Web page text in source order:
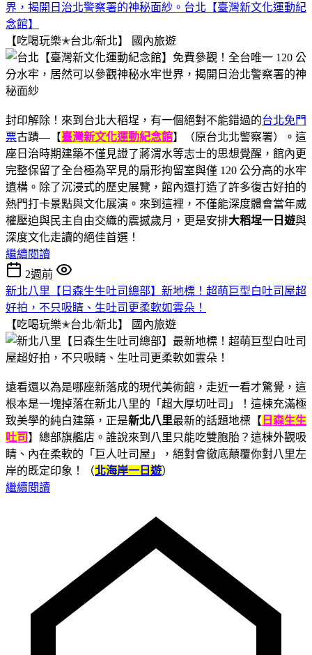
界，揭開日治北警察署的神秘面紗。台北【臺灣新文化運動紀
念館】
【吃喝玩樂✭台北/新北】
國內旅遊
封印解除！來到台北大稻埕，有一個絕對不能錯過的台北免門
票古蹟—【臺灣新文化運動紀念館】（原台北北警察署）。這
座日治時期建築不僅見證了蔣渭水等志士的思想覺醒，館內更
完整保留了全台極為罕見的扇形拘留室與僅 120 公分高的水牢
遺構。除了沉浸式的歷史展覽，館內還打造了許多復古好拍的
熱門打卡景點與文化展演。來到這裡，不僅能深度體會當年威
權壓迫與民主自由交織的震撼歲月，更是安排大稻埕一日遊與
深度文化走讀的絕佳首選！
繼續閱讀
2週前
新北八里【日森生生吐司總部】新地標！超萌巨型白吐司屋超
好拍，不只吸睛、生吐司更柔軟如雲朵！
【吃喝玩樂✭台北/新北】
國內旅遊
遠看還以為是哪座新落成的現代美術館，走近一看才驚覺，這
根本是一塊掉落在新北八里的「超大厚切吐司」！這棟充滿極
致美學的純白建築，正是新北八里最新的話題地標【 日森生生
吐司 】總部旗艦店。誰說來到八里只能吃雙胞胎？這棟外觀吸
睛、內在柔軟的「巨人吐司屋」，絕對會徹底顛覆你對八里左
岸的既定印象！（北海岸一日遊）
繼續閱讀